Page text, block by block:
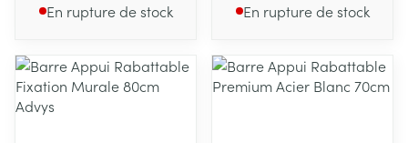
En rupture de stock En rupture de stock